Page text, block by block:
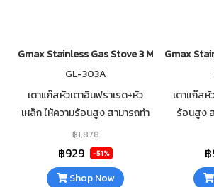
Gmax Stainless Gas Stove 3 Mix Burner
GL-303A
เตาแก๊สหัวเตาอินฟราเรด+หัว
เหล็ก ให้ความร้อนสูง สามารถทำ
อาหารได้รวดเร็ว วัสดุตัวเตาส
แตนเลส แข็งแรง ทนทาน ไม่เป็น
สนิม ทำความสะอาดง่าย
฿1,878
฿929 -51%
Shop Now
Gmax
เตาแก๊สหั
ร้อนสูง
รวดเร็ว ท
ตัวเตาสแ